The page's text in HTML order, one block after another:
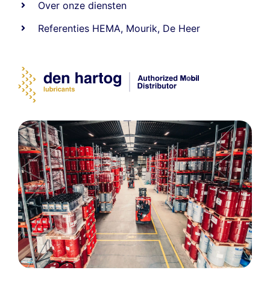
Over onze diensten
Referenties HEMA, Mourik, De Heer